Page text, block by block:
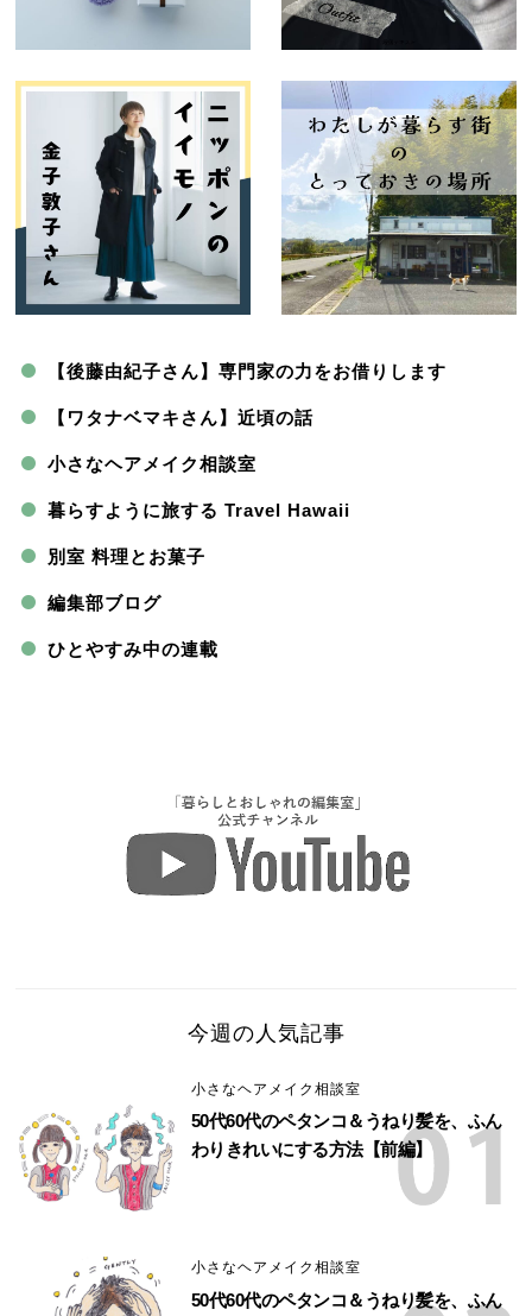
【後藤由紀子さん】専門家の力をお借りします
【ワタナベマキさん】近頃の話
小さなヘアメイク相談室
暮らすように旅する Travel Hawaii
別室 料理とお菓子
編集部ブログ
ひとやすみ中の連載
今週の人気記事
小さなヘアメイク相談室
50代60代のペタンコ＆うねり髪を、ふん
わりきれいにする方法【前編】
小さなヘアメイク相談室
50代60代のペタンコ＆うねり髪を、ふん